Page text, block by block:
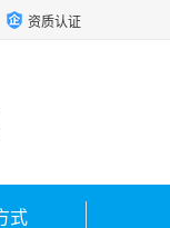
资质认证
式